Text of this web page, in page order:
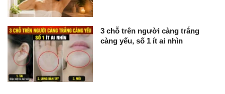
3 chỗ trên người càng trắng
càng yếu, số 1 ít ai nhìn